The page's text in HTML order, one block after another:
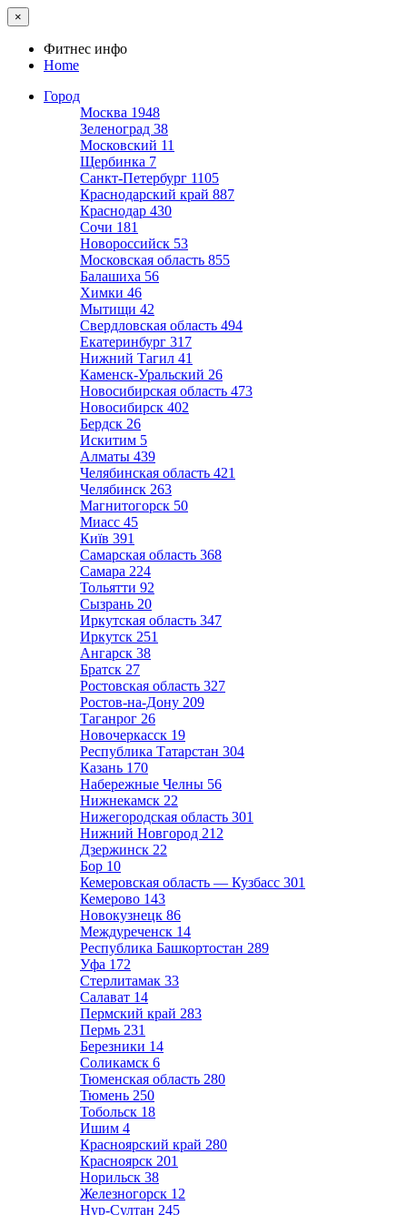
×
Фитнес инфо
Home
Город
Москва 1948
Зеленоград 38
Московский 11
Щербинка 7
Санкт-Петербург 1105
Краснодарский край 887
Краснодар 430
Сочи 181
Новороссийск 53
Московская область 855
Балашиха 56
Химки 46
Мытищи 42
Свердловская область 494
Екатеринбург 317
Нижний Тагил 41
Каменск-Уральский 26
Новосибирская область 473
Новосибирск 402
Бердск 26
Искитим 5
Алматы 439
Челябинская область 421
Челябинск 263
Магнитогорск 50
Миасс 45
Київ 391
Самарская область 368
Самара 224
Тольятти 92
Сызрань 20
Иркутская область 347
Иркутск 251
Ангарск 38
Братск 27
Ростовская область 327
Ростов-на-Дону 209
Таганрог 26
Новочеркасск 19
Республика Татарстан 304
Казань 170
Набережные Челны 56
Нижнекамск 22
Нижегородская область 301
Нижний Новгород 212
Дзержинск 22
Бор 10
Кемеровская область — Кузбасс 301
Кемерово 143
Новокузнецк 86
Междуреченск 14
Республика Башкортостан 289
Уфа 172
Стерлитамак 33
Салават 14
Пермский край 283
Пермь 231
Березники 14
Соликамск 6
Тюменская область 280
Тюмень 250
Тобольск 18
Ишим 4
Красноярский край 280
Красноярск 201
Норильск 38
Железногорск 12
Нур-Султан 245